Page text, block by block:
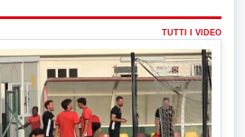
TUTTI I VIDEO